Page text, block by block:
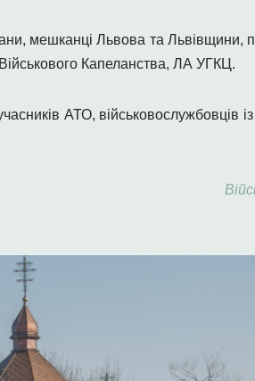
мешканці Львова та Львівщини,
Капеланства, ЛА УГКЦ.
АТО, військовослужбовців із